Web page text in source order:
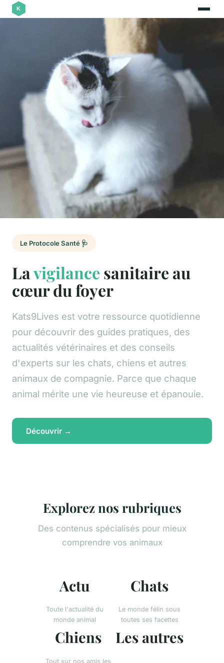
Le Protocole Santé 🩺
Lavigilance sanitaire au
cœur du foyer
Kats9Lives est votre ressource quotidienne
pour découvrir des guides pratiques, des
actualités vétérinaires et des conseils
d'experts sur les chats, chiens et autres
animaux de compagnie. Parce que chaque
animal mérite une vie heureuse et épanouie.
Découvrir →
Explorez nos rubriques
Des contenus spécialisés pour mieux
comprendre vos animaux
Actu
Toute l'actualité du
monde animal
Chats
Le monde félin sous
toutes ses facettes
Chiens
Tout sur nos amis les
Les autres